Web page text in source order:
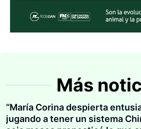
Más
“María Corina despierta
jugando a tener un sistema